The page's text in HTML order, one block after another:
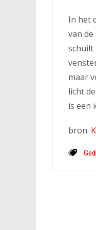
In het
van
schuilt
maar
licht
is een
bron: